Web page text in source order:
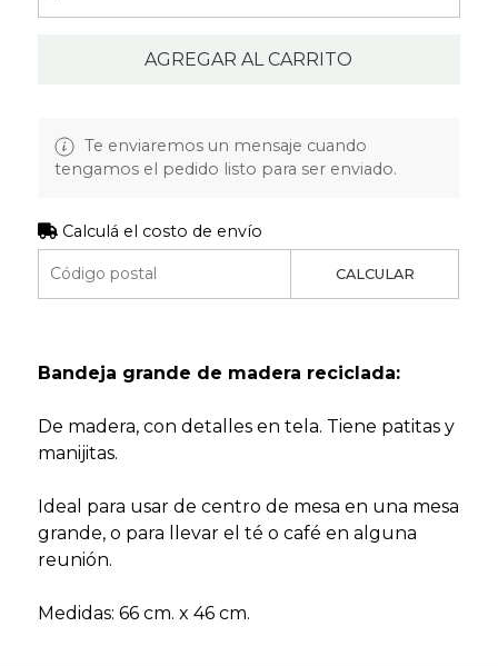
AGREGAR AL CARRITO
Te enviaremos un mensaje cuando
tengamos el pedido listo para ser enviado.
Calculá el costo de envío
CALCULAR
Bandeja grande de madera reciclada:
De madera, con detalles en tela. Tiene patitas y
manijitas.
Ideal para usar de centro de mesa en una mesa
grande, o para llevar el té o café en alguna
reunión.
Medidas: 66 cm. x 46 cm.